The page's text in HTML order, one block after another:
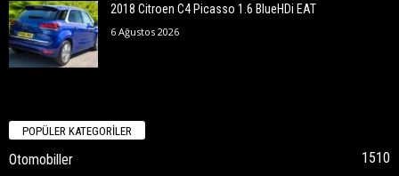
2018 Citroen C4 Picasso 1.6 BlueHDi EAT
6 Ağustos 2026
POPÜLER KATEGORİLER
Otomobiller
1510